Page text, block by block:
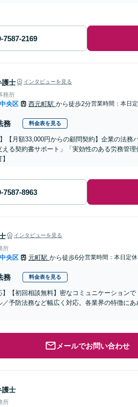
護士 インタビューを見る
務所
央区 西元町駅 から徒歩2分営業時間：本日定
務 料金表を見る
】【月額33,000円からの顧問契約】企業の法
える契約書サポート」「実効性のある労務管
インタビューを見る
所
央区 元町駅 から徒歩6分営業時間：本日定休
務 料金表を見る
】【初回相談無料】密なコミュニケーション
／予防法務など幅広く対応。各業界の特徴に
メールでお問い合わせ
護士
所